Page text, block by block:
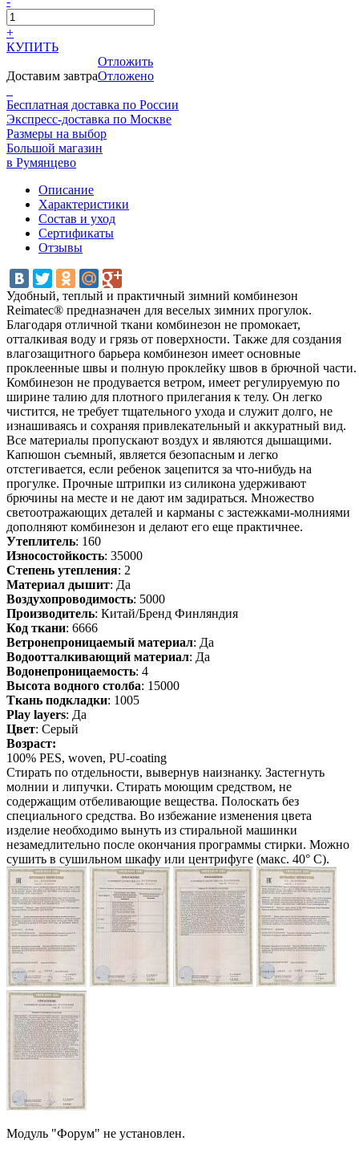
+
КУПИТЬ
Доставим завтра
Отложить
Отложено
Бесплатная доставка по России
Экспресс-доставка по Москве
Размеры на выбор
Большой магазин
в Румянцево
Описание
Характеристики
Состав и уход
Сертификаты
Отзывы
Удобный, теплый и практичный зимний комбинезон
Reimatec® предназначен для веселых зимних прогулок.
Благодаря отличной ткани комбинезон не промокает,
отталкивая воду и грязь от поверхности. Также для создания
влагозащитного барьера комбинезон имеет основные
проклеенные швы и полную проклейку швов в брючной части.
Комбинезон не продувается ветром, имеет регулируемую по
ширине талию для плотного прилегания к телу. Он легко
чистится, не требует тщательного ухода и служит долго, не
изнашиваясь и сохраняя привлекательный и аккуратный вид.
Все материалы пропускают воздух и являются дышащими.
Капюшон съемный, является безопасным и легко
отстегивается, если ребенок зацепится за что-нибудь на
прогулке. Прочные штрипки из силикона удерживают
брючины на месте и не дают им задираться. Множество
светоотражающих деталей и карманы с застежками-молниями
дополняют комбинезон и делают его еще практичнее.
Утеплитель: 160
Износостойкость: 35000
Степень утепления: 2
Материал дышит: Да
Воздухопроводимость: 5000
Производитель: Китай/Бренд Финляндия
Код ткани: 6666
Ветронепроницаемый материал: Да
Водоотталкивающий материал: Да
Водонепроницаемость: 4
Высота водного столба: 15000
Ткань подкладки: 1005
Play layers: Да
Цвет: Серый
Возраст:
100% PES, woven, PU-coating
Стирать по отдельности, вывернув наизнанку. Застегнуть
молнии и липучки. Стирать моющим средством, не
содержащим отбеливающие вещества. Полоскать без
специального средства. Во избежание изменения цвета
изделие необходимо вынуть из стиральной машинки
незамедлительно после окончания программы стирки. Можно
сушить в сушильном шкафу или центрифуге (макс. 40° C).
Модуль "Форум" не установлен.